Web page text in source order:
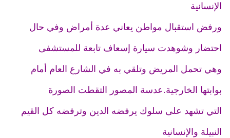
الإنسانية
ورفض استقبال مواطن يعاني عدة أمراض وفي حال
احتضار وشوهدت سيارة إسعاف تابعة للمستشفى
وهي تحمل المريض وتلقي به في الشارع العام أمام
بوابتها الخارجية.عدسة المصور التقطت الصورة
التي تشهد على سلوك يرفضه الدين وترفضه كل القيم
النبيلة والإنسانية